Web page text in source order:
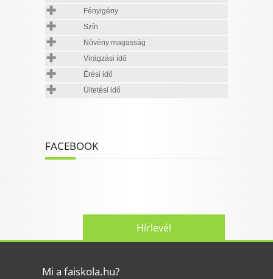
Fényigény
Szín
Növény magasság
Virágzási idő
Érési idő
Ültetési idő
FACEBOOK
Hírlevél
Mi a faiskola.hu?